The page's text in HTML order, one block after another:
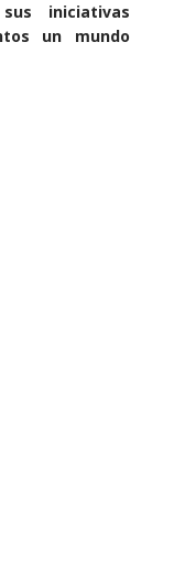
iniciativas
un mundo